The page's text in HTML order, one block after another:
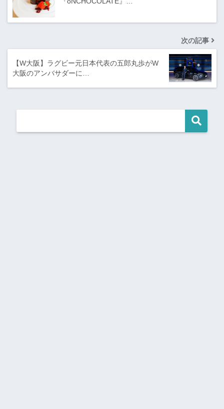
次の記事
【W大阪】ラグビー元日本代表の五郎丸歩がW
大阪のアンバサダーに…